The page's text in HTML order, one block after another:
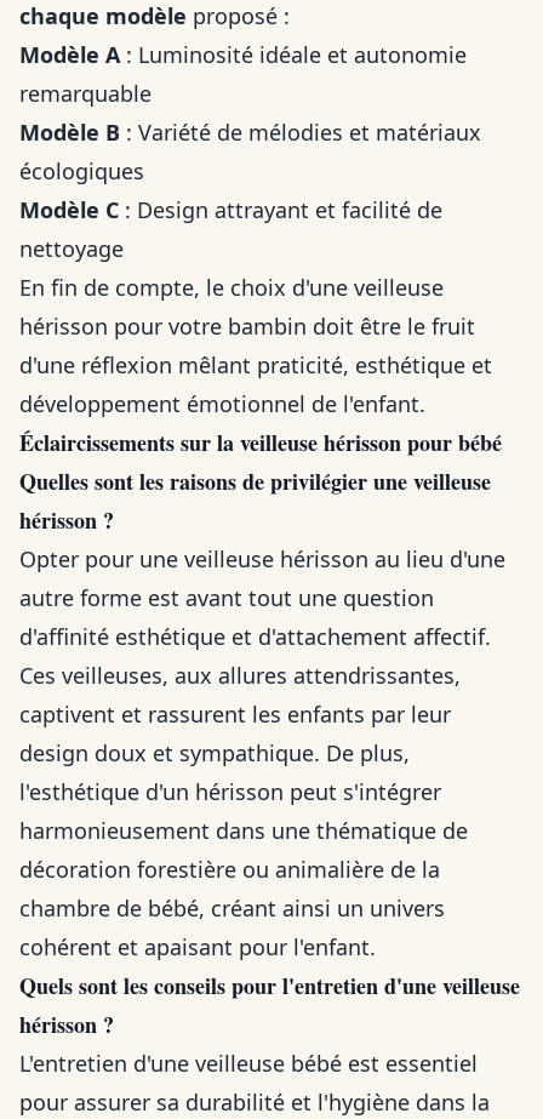
chaque modèle proposé :
Modèle A: Luminosité idéale et autonomie
remarquable
Modèle B : Variété de mélodies et matériaux
écologiques
Modèle C : Design attrayant et facilité de
nettoyage
En fin de compte, le choix d'une veilleuse
hérisson pour votre bambin doit être le fruit
d'une réflexion mêlant praticité, esthétique et
développement émotionnel de l'enfant.
Éclaircissements sur la veilleuse hérisson pour bébé
Quelles sont les raisons de privilégier une veilleuse
hérisson ?
Opter pour une veilleuse hérisson au lieu d'une
autre forme est avant tout une question
d'affinité esthétique et d'attachement affectif.
Ces veilleuses, aux allures attendrissantes,
captivent et rassurent les enfants par leur
design doux et sympathique. De plus,
l'esthétique d'un hérisson peut s'intégrer
harmonieusement dans une thématique de
décoration forestière ou animalière de la
chambre de bébé, créant ainsi un univers
cohérent et apaisant pour l'enfant.
Quels sont les conseils pour l'entretien d'une veilleuse
hérisson ?
L'entretien d'une veilleuse bébé est essentiel
pour assurer sa durabilité et l'hygiène dans la